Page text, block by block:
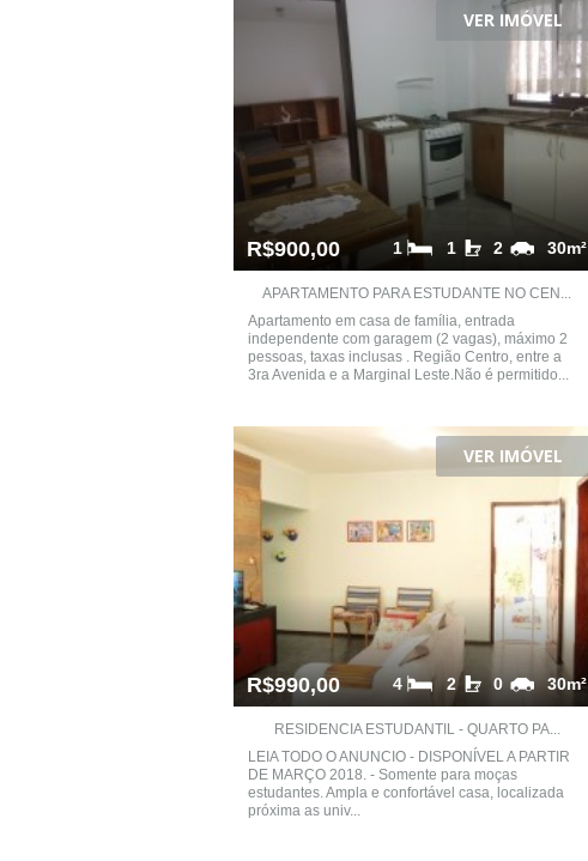
VER IMÓVEL
R$900,00 30m²
2
1
1
APARTAMENTO PARA ESTUDANTE NO CEN...
Apartamento em casa de família, entrada
independente com garagem (2 vagas), máximo 2
pessoas, taxas inclusas . Região Centro, entre a
3ra Avenida e a Marginal Leste.Não é permitido...
VER IMÓVEL
R$990,00 30m²
0
2
4
RESIDENCIA ESTUDANTIL - QUARTO PA...
LEIA TODO O ANUNCIO - DISPONÍVEL A PARTIR
DE MARÇO 2018. - Somente para moças
estudantes. Ampla e confortável casa, localizada
próxima as univ...